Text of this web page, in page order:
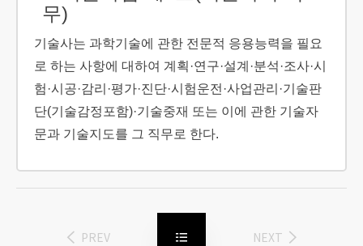
무)
기술사는 과학기술에 관한 전문적 응용능력을 필요
로 하는 사항에 대하여 계획·연구·설계·분석·조사·시
험·시공·감리·평가·진단·시험운전·사업관리·기술판
단(기술감정포함)·기술중재 또는 이에 관한 기술자
문과 기술지도를 그 직무로 한다.
PREV NEXT